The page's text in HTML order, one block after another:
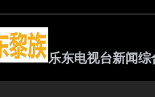
乐东电视台新闻